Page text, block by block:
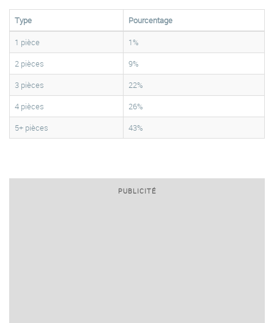
Type
Pourcentage
1 pièce
1%
2 pièces
9%
3 pièces
22%
4 pièces
26%
5+ pièces
43%
PUBLICITÉ